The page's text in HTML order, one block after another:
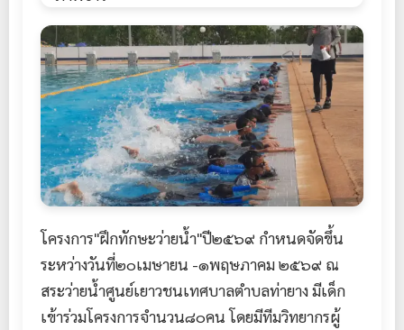
โครงการ"ฝึกทักษะว่ายน้ำ"ปี๒๕๖๙ กำหนดจัดขึ้น
ระหว่างวันที่๒๐เมษายน -๑พฤษภาคม ๒๕๖๙ ณ
สระว่ายน้ำศูนย์เยาวชนเทศบาลตำบลท่ายาง มีเด็ก
เข้าร่วมโครงการจำนวน๘๐คน โดยมีทีมวิทยากรผู้